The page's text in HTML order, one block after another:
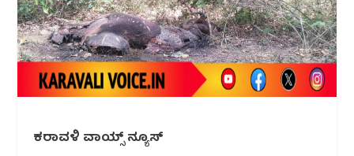
ಕರಾವಳಿ ವಾಯ್ಸ್ ನ್ಯೂಸ್